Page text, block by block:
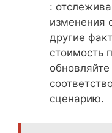
:
изменения
другие
стоимость
сценарию.